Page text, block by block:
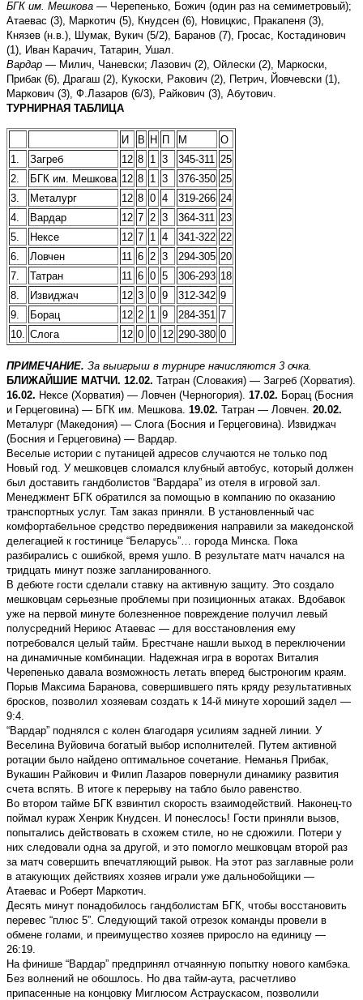
БГК им. Мешкова — Черепенько, Божич (один раз на семиметровый);
Атаевас (3), Маркотич (5), Кнудсен (6), Новицкис, Пракапеня (3),
Князев (н.в.), Шумак, Вукич (5/2), Баранов (7), Гросас, Костадинович
(1), Иван Карачич, Татарин, Ушал.
Вардар — Милич, Чаневски; Лазович (2), Ойлески (2), Маркоски,
Прибак (6), Драгаш (2), Кукоски, Ракович (2), Петрич, Йовчевски (1),
Маркович (3), Ф.Лазаров (6/3), Райкович (3), Абутович.
ТУРНИРНАЯ ТАБЛИЦА
И В Н П М
О
1.
Загреб 12 8 1 3 345-311
25
2.
БГК им. Мешкова 12 8 1 3 376-350 25
3.
Металург 12 8 0 4 319-266 24
4.
Вардар 12 7 2 3 364-311
23
5.
Нексе 12 7 1 4 341-322 22
6.
Ловчен 11 6 2 3 294-305 20
7.
Татран 11 6 0 5 306-293 18
8.
Извиджач 12 3 0 9 312-342 9
9.
Борац 12 2 1 9 284-351 7
10.
Слога 12 0 0 12 290-380 0
ПРИМЕЧАНИЕ. За выигрыш в турнире начисляются 3 очка.
БЛИЖАЙШИЕ МАТЧИ. 12.02. Татран (Словакия) — Загреб (Хорватия).
16.02. Нексе (Хорватия) — Ловчен (Черногория). 17.02. Борац (Босния
и Герцеговина) — БГК им. Мешкова. 19.02. Татран — Ловчен. 20.02.
Металург (Македония) — Слога (Босния и Герцеговина). Извиджач
(Босния и Герцеговина) — Вардар.
Веселые истории с путаницей адресов случаются не только под
Новый год. У мешковцев сломался клубный автобус, который должен
был доставить гандболистов “Вардара” из отеля в игровой зал.
Менеджмент БГК обратился за помощью в компанию по оказанию
транспортных услуг. Там заказ приняли. В установленный час
комфортабельное средство передвижения направили за македонской
делегацией к гостинице “Беларусь”… города Минска. Пока
разбирались с ошибкой, время ушло. В результате матч начался на
тридцать минут позже запланированного.
В дебюте гости сделали ставку на активную защиту. Это создало
мешковцам серьезные проблемы при позиционных атаках. Вдобавок
уже на первой минуте болезненное повреждение получил левый
полусредний Нериюс Атаевас — для восстановления ему
потребовался целый тайм. Брестчане нашли выход в переключении
на динамичные комбинации. Надежная игра в воротах Виталия
Черепенько давала возможность летать вперед быстроногим краям.
Порыв Максима Баранова, совершившего пять кряду результативных
бросков, позволил хозяевам создать к 14-й минуте хороший задел —
9:4.
“Вардар” поднялся с колен благодаря усилиям задней линии. У
Веселина Вуйовича богатый выбор исполнителей. Путем активной
ротации было найдено оптимальное сочетание. Неманья Прибак,
Вукашин Райкович и Филип Лазаров повернули динамику развития
счета вспять. В итоге к перерыву на табло было равенство.
Во втором тайме БГК взвинтил скорость взаимодействий. Наконец-то
поймал кураж Хенрик Кнудсен. И понеслось! Гости приняли вызов,
попытались действовать в схожем стиле, но не сдюжили. Потери у
них следовали одна за другой, и это помогло мешковцам второй раз
за матч совершить впечатляющий рывок. На этот раз заглавные роли
в атакующих действиях хозяев играли уже дальнобойщики —
Атаевас и Роберт Маркотич.
Десять минут понадобилось гандболистам БГК, чтобы восстановить
перевес “плюс 5”. Следующий такой отрезок команды провели в
обмене голами, и преимущество хозяев приросло на единицу —
26:19.
На финише “Вардар” предпринял отчаянную попытку нового камбэка.
Без волнений не обошлось. Но два тайм-аута, расчетливо
припасенные на концовку Миглюсом Астраускасом, позволили